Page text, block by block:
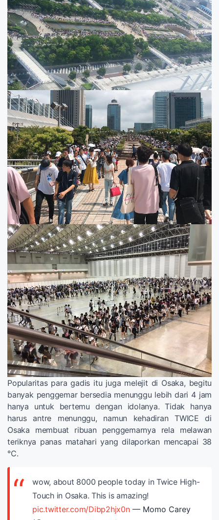
Popularitas para gadis itu juga melejit di Osaka, begitu
banyak penggemar bersedia menunggu lebih dari 4 jam
hanya untuk bertemu dengan idolanya. Tidak hanya
harus antre menunggu, namun kehadiran TWICE di
Osaka membuat ribuan penggemarnya rela melawan
teriknya panas matahari yang dilaporkan mencapai 38
℃.
wow, about 8000 people today in Twice High-
Touch in Osaka. This is amazing!
pic.twitter.com/Dibp2hjx0n— Momo Carey